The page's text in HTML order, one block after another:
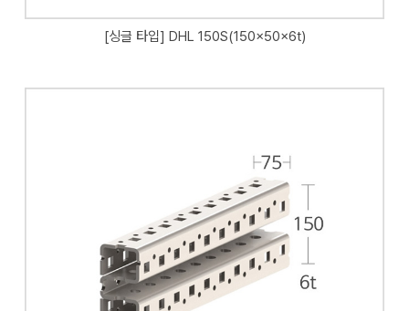
[싱글 타입] DHL 150S(150x50x6t)